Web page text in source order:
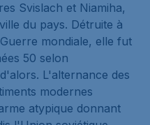
Svislach et Niamiha,
du pays. Détruite à
mondiale, elle fut
50 selon
L'alternance des
modernes
atypique donnant